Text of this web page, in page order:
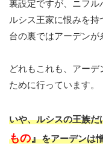
裏設定ですが、ニフル
ルシス王家に恨みを
台の裏ではアーデンが
どれもこれも、アー
ために行っています。
いや、ルシスの王族
もの』をアーデンは